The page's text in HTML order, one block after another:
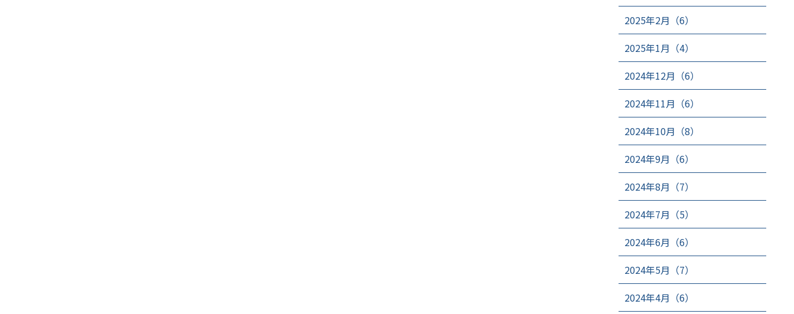
2025年2月（6）
2025年1月（4）
2024年12月（6）
2024年11月（6）
2024年10月（8）
2024年9月（6）
2024年8月（7）
2024年7月（5）
2024年6月（6）
2024年5月（7）
2024年4月（6）